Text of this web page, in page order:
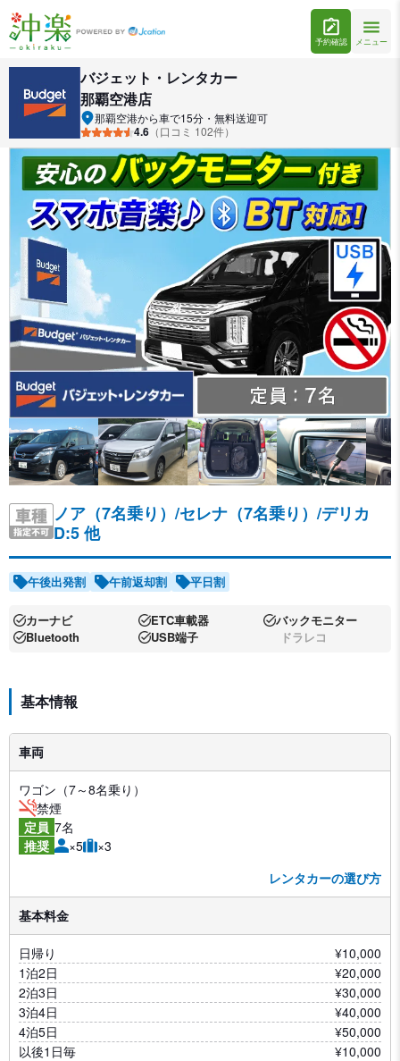
予約確認 メニュー
バジェット・レンタカー
那覇空港店
那覇空港から車で15分・無料送迎可
4.6 （口コミ 102件）
ノア（7名乗り）/セレナ（7名乗り）/デリカ
D:5 他
午後出発割 午前返却割 平日割
カーナビ ETC車載器
バックモニター
Bluetooth
USB端子 ドラレコ
基本情報
車両
ワゴン（7～8名乗り）
禁煙
定員 7名
推奨
×5
×3
レンタカーの選び方
基本料金
日帰り
¥10,000
1泊2日
¥20,000
2泊3日
¥30,000
3泊4日
¥40,000
4泊5日
¥50,000
以後1日毎
¥10,000